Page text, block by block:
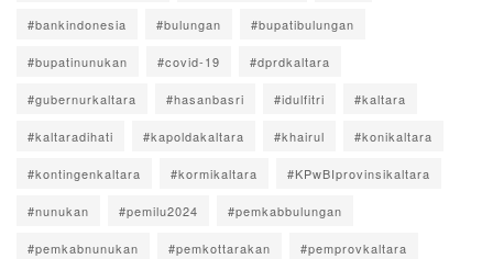
#bankindonesia #bulungan #bupatibulungan
#bupatinunukan #covid-19 #dprdkaltara
#gubernurkaltara #hasanbasri #idulfitri #kaltara
#kaltaradihati #kapoldakaltara #khairul #konikaltara
#kontingenkaltara #kormikaltara #KPwBIprovinsikaltara
#nunukan #pemilu2024 #pemkabbulungan
#pemkabnunukan #pemkottarakan #pemprovkaltara